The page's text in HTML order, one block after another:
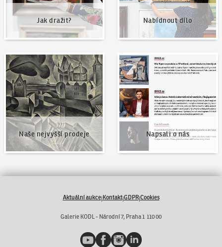
Jak dražit? Nabídnout dílo
Naše nejvyšší prodeje
Naše nejvyšší prodeje
Napsali o nás
Napsali o nás
Aktuální aukce|Kontakt|GDPR|Cookies
Galerie KODL - Národní 7, Praha 1 110 00
YouTubeFacebookInstagramLinkedIn